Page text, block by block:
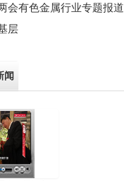
会有色金属行业专题报道
层
闻